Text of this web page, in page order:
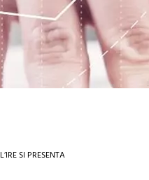
L’IRE SI PRESENTA